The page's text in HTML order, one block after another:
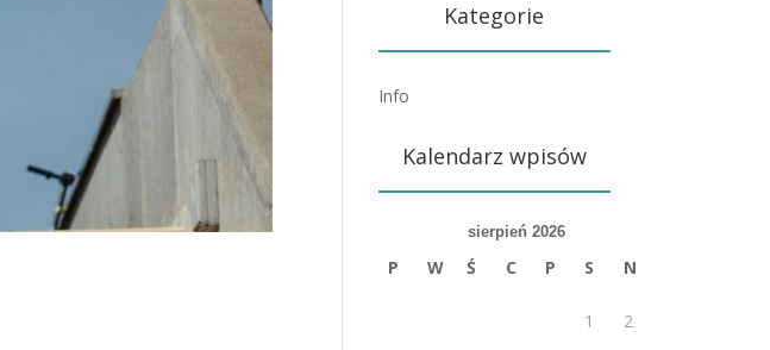
Kategorie
Info
Kalendarz wpisów
sierpień 2026
P W Ś C P S N
1 2